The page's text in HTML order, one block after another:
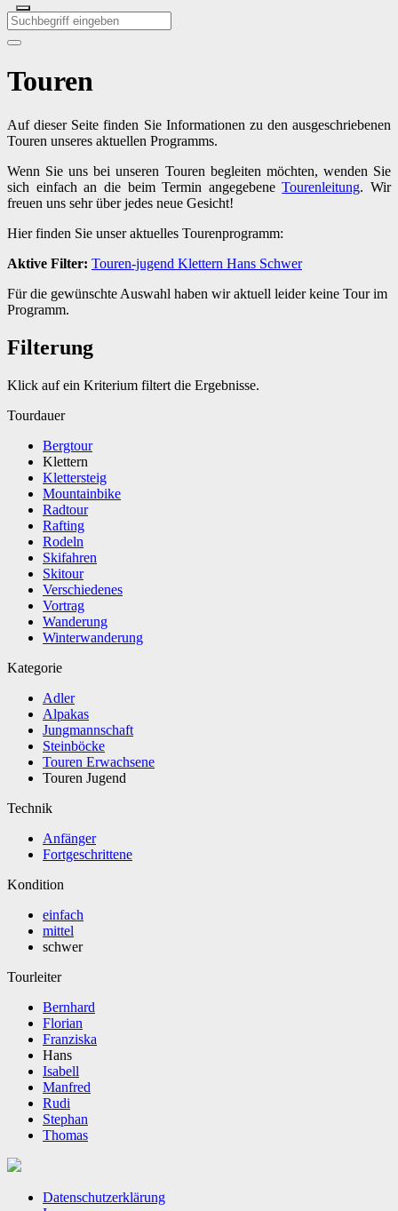
Touren
Auf dieser Seite finden Sie Informationen zu den ausgeschriebenen
Touren unseres aktuellen Programms.
Wenn Sie uns bei unseren Touren begleiten möchten, wenden Sie
sich einfach an die beim Termin angegebeneTourenleitung. Wir
freuen uns sehr über jedes neue Gesicht!
Hier finden Sie unser aktuelles Tourenprogramm:
Aktive Filter: Touren-jugend Klettern Hans Schwer
Für die gewünschte Auswahl haben wir aktuell leider keine Tour im
Programm.
Filterung
Klick auf ein Kriterium filtert die Ergebnisse.
Tourdauer
Bergtour
Klettern
Klettersteig
Mountainbike
Radtour
Rafting
Rodeln
Skifahren
Skitour
Verschiedenes
Vortrag
Wanderung
Winterwanderung
Kategorie
Adler
Alpakas
Jungmannschaft
Steinböcke
Touren Erwachsene
Touren Jugend
Technik
Anfänger
Fortgeschrittene
Kondition
einfach
mittel
schwer
Tourleiter
Bernhard
Florian
Franziska
Hans
Isabell
Manfred
Rudi
Stephan
Thomas
Datenschutzerklärung